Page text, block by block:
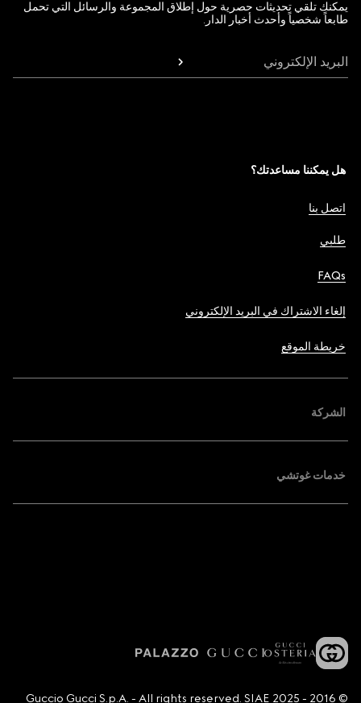
يمكنك تلقي تحديثات حصرية حول إطلاق المجموعة والرسائل التي تحمل
طابعاً شخصياً وأحدث أخبار الدار.
البريد الإلكتروني
هل يمكننا مساعدتك؟
اتصل بنا
طلبي
FAQs
إلغاء الاشتراك في البريد الإلكتروني
خريطة الموقع
الشركة
خدمات غوتشي
© 2016 - 2025 Guccio Gucci S.p.A. - All rights reserved. SIAE